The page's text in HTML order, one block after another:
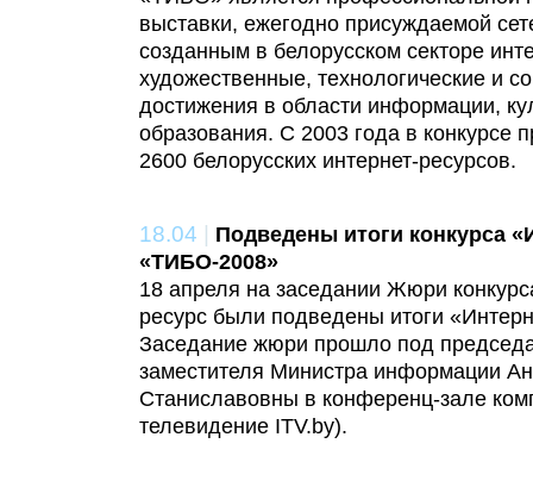
выставки, ежегодно присуждаемой
созданным в белорусском секторе
художественные, технологические и
достижения в области информации,
образования. С 2003 года в конкурсе
2600 белорусских интернет-ресурсов.
18.04 | Подведены итоги конкурса
«ТИБО-2008»
18 апреля на заседании Жюри
ресурс были подведены итоги
Заседание жюри прошло под
заместителя Министра информации
Станиславовны в конференц-зале
телевидение ITV.by).